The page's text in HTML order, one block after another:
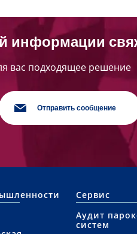
информации
вас подходящее решение
Отправить сообщение
Сервис
Аудит
систем